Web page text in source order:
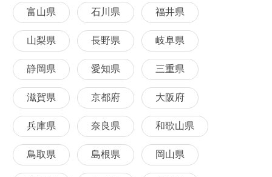
富山県 石川県 福井県
山梨県 長野県 岐阜県
静岡県 愛知県 三重県
滋賀県 京都府 大阪府
兵庫県 奈良県 和歌山県
鳥取県 島根県 岡山県